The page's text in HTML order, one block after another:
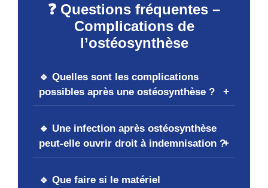
❓ Questions fréquentes –
Complications de
l’ostéosynthèse
🔹 Quelles sont les complications
possibles après une ostéosynthèse ?
🔹 Une infection après ostéosynthèse
peut-elle ouvrir droit à indemnisation ?
🔹 Que faire si le matériel